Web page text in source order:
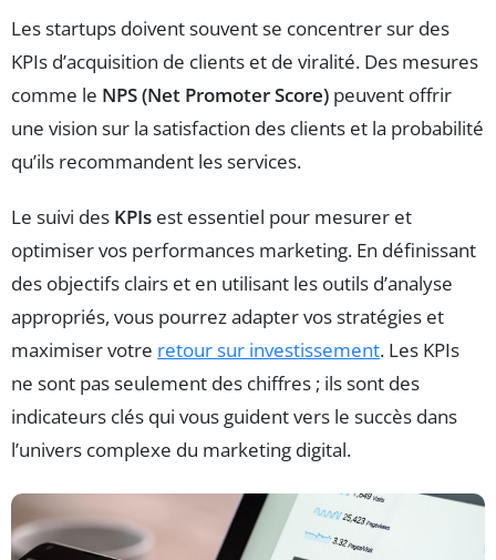
Les startups doivent souvent se concentrer sur des
KPIs d’acquisition de clients et de viralité. Des mesures
comme le NPS (Net Promoter Score) peuvent offrir
une vision sur la satisfaction des clients et la probabilité
qu’ils recommandent les services.
Le suivi des KPIs est essentiel pour mesurer et
optimiser vos performances marketing. En définissant
des objectifs clairs et en utilisant les outils d’analyse
appropriés, vous pourrez adapter vos stratégies et
maximiser votre retour sur investissement. Les KPIs
ne sont pas seulement des chiffres ; ils sont des
indicateurs clés qui vous guident vers le succès dans
l’univers complexe du marketing digital.